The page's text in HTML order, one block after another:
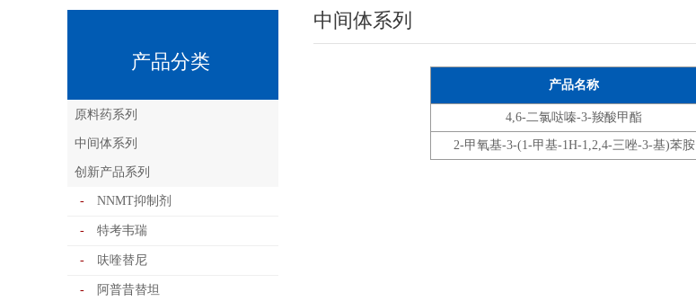
产品分类
原料药系列
中间体系列
创新产品系列
- NNMT抑制剂
- 特考韦瑞
- 呋喹替尼
- 阿普昔替坦
中间体系列
产品名称
4,6-二氯哒嗪-3-羧酸甲酯
2-甲氧基-3-(1-甲基-1H-1,2,4-三唑-3-基)苯胺